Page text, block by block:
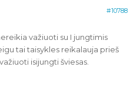
#10788
važiuoti su I jungtimis
tai taisykles reikalauja prieš
isijungti šviesas.